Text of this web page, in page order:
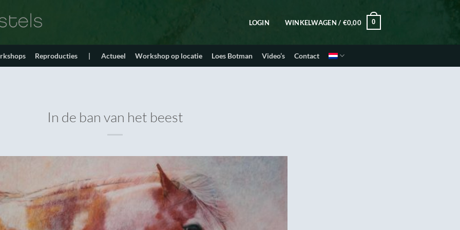
LOGIN WINKELWAGEN / €0,00 0
Reproducties | Actueel Workshop op locatie Loes Botman Video’s Contact
In de ban van het beest